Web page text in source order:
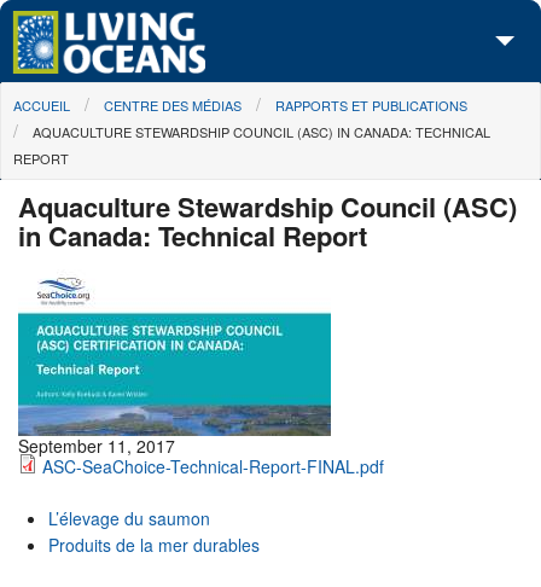
Skip to main content
À propos de nous
Nos campagnes
Centre des Médias
Les Cartes
Passez à l'action
You are here
ACCUEIL CENTRE DES MÉDIAS
RAPPORTS ET PUBLICATIONS
AQUACULTURE STEWARDSHIP COUNCIL (ASC) IN CANADA: TECHNICAL
REPORT
Aquaculture Stewardship Council (ASC)
in Canada: Technical Report
September 11, 2017
ASC-SeaChoice-Technical-Report-FINAL.pdf
L’élevage du saumon
Produits de la mer durables